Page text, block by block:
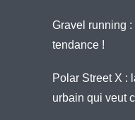
Gravel running
tendance !
Polar Street X :
urbain qui veut